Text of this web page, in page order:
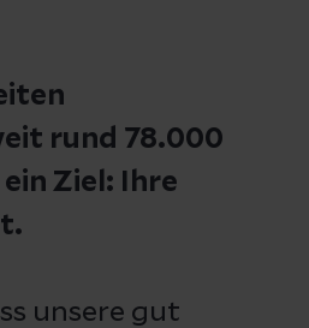
rund 78.000
Ziel: Ihre
unsere gut